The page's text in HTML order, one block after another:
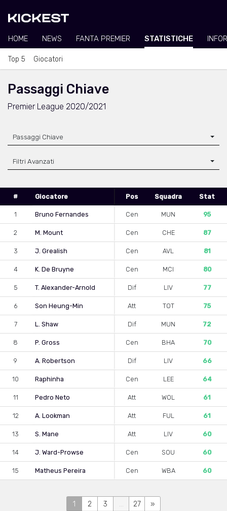
HOME NEWS FANTA PREMIER STATISTICHE
Top 5 Giocatori
Passaggi Chiave
Premier League 2020/2021
Passaggi Chiave
Filtri Avanzati
# Giocatore Pos Squadra Stat
1 Bruno Fernandes Cen MUN 95
2 M. Mount Cen CHE 87
3 J. Grealish Cen AVL 81
4 K. De Bruyne Cen MCI 80
5 T. Alexander-Arnold Dif LIV 77
6 Son Heung-Min Att TOT 75
7 L. Shaw Dif MUN 72
8 P. Gross Cen BHA 70
9 A. Robertson Dif LIV 66
10 Raphinha Cen LEE 64
11 Pedro Neto Att WOL 61
12 A. Lookman Att FUL 61
13 S. Mane Att LIV 60
14 J. Ward-Prowse Cen SOU 60
15 Matheus Pereira Cen WBA 60
1 2 3 ... 27 »